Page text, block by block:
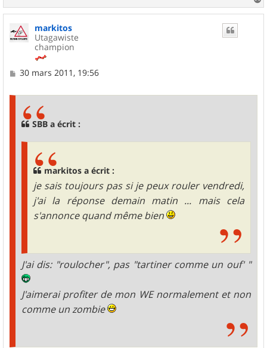
a
markitos
Utagawiste
champion
M
30 mars 2011, 19:56
SBB a écrit :
markitos a écrit :
je sais toujours pas si je peux rouler vendredi,
j'ai la réponse demain matin ... mais cela
s'annonce quand même bien
J'ai dis: "roulocher", pas "tartiner comme un ouf' "
J'aimerai profiter de mon WE normalement et non
comme un zombie